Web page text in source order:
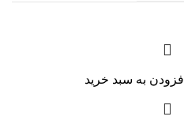
افزودن به سبد خرید